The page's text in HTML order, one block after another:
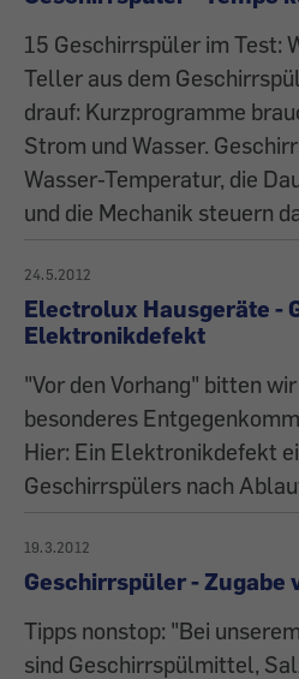
15 Geschirrspüler im Test:
Teller aus dem
drauf: Kurzprogramme
Strom und Wasser.
Wasser-Temperatur, die
und die Mechanik steuern
24.5.2012
Electrolux Hausgeräte -
Elektronikdefekt
"Vor den Vorhang" bitten
besonderes
Hier: Ein Elektronikdefekt
Geschirrspülers nach
19.3.2012
Geschirrspüler - Zugabe
Tipps nonstop: "Bei
sind Geschirrspülmittel,